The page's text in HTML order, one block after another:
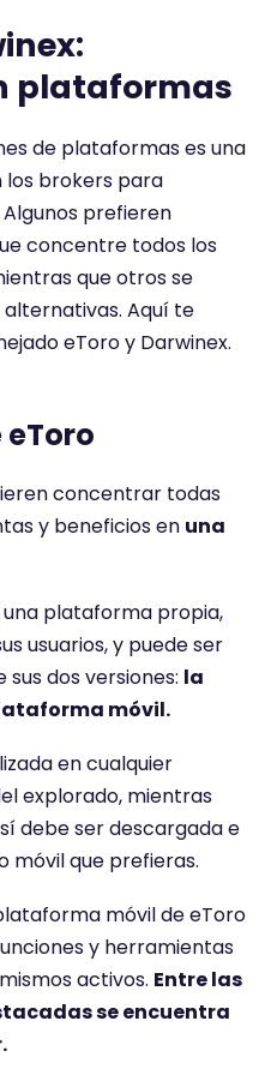
plataformas
de plataformas es una
los brokers para
prefieren
concentre todos los
que otros se
Aquí te
eToro y Darwinex.
concentrar todas
y beneficios en una
plataforma propia,
usuarios, y puede ser
dos versiones: la
móvil.
en cualquier
explorado, mientras
debe ser descargada e
móvil que prefieras.
móvil de eToro
y herramientas
activos. Entre las
se encuentra